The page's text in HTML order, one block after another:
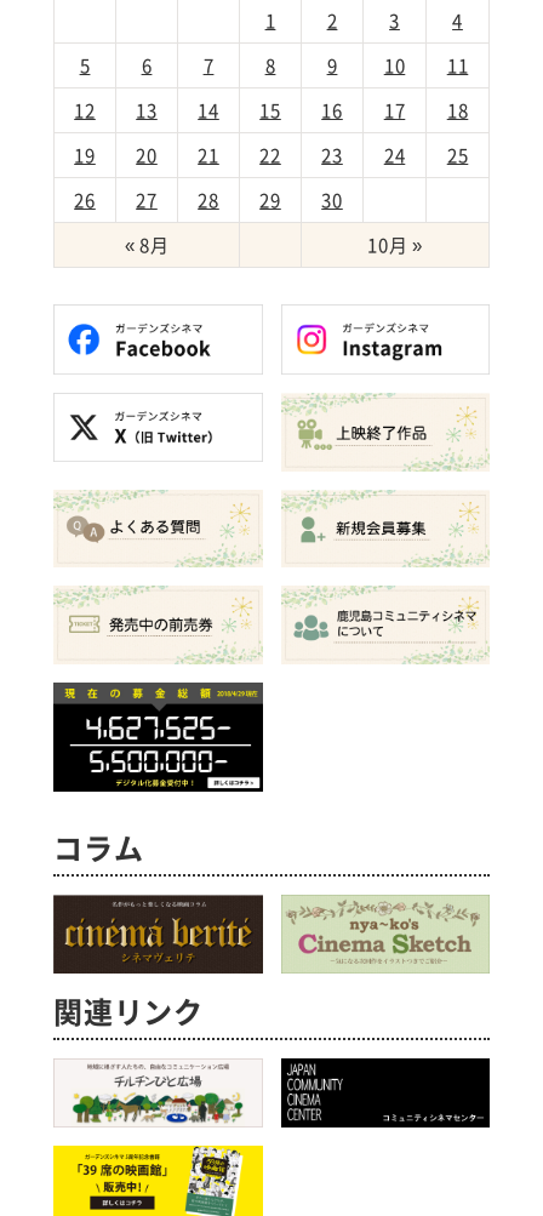
1
2 3
4
5
6 7 8 9 10
11
12
13 14 15 16 17
18
19
20 21 22 23 24
25
26
27 28 29
30
« 8月
10月 »
コラム
関連リンク